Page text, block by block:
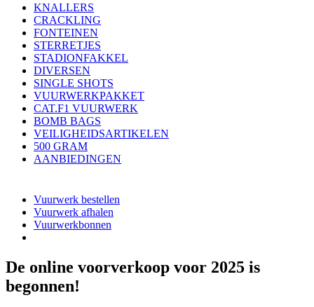
KNALLERS
CRACKLING
FONTEINEN
STERRETJES
STADIONFAKKEL
DIVERSEN
SINGLE SHOTS
VUURWERKPAKKET
CAT.F1 VUURWERK
BOMB BAGS
VEILIGHEIDSARTIKELEN
500 GRAM
AANBIEDINGEN
Vuurwerk bestellen
Vuurwerk afhalen
Vuurwerkbonnen
De online voorverkoop voor 2025 is
begonnen!